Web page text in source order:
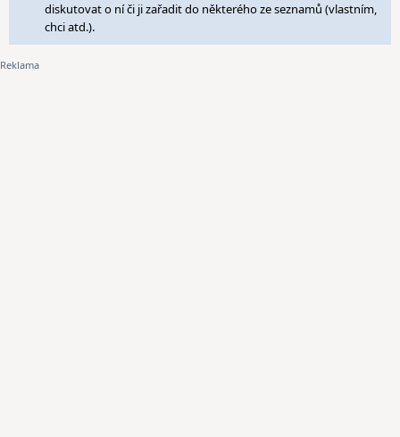
diskutovat o ní či ji zařadit do některého ze seznamů (vlastním,
chci atd.).